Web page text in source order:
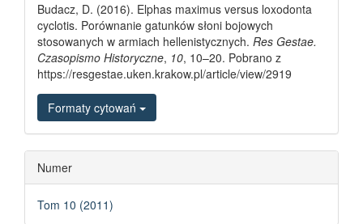
Budacz, D. (2016). Elphas maximus versus loxodonta
cyclotis. Porównanie gatunków słoni bojowych
stosowanych w armiach hellenistycznych. Res Gestae.
Czasopismo Historyczne, 10, 10–20. Pobrano z
https://resgestae.uken.krakow.pl/article/view/2919
Formaty cytowań
Numer
Tom 10 (2011)